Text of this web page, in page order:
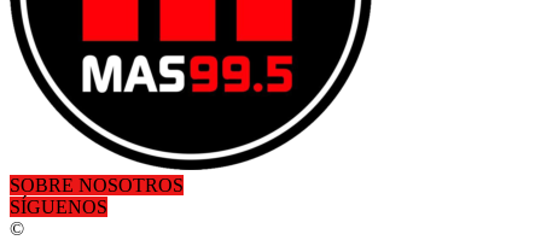
SOBRE NOSOTROS
SÍGUENOS
©